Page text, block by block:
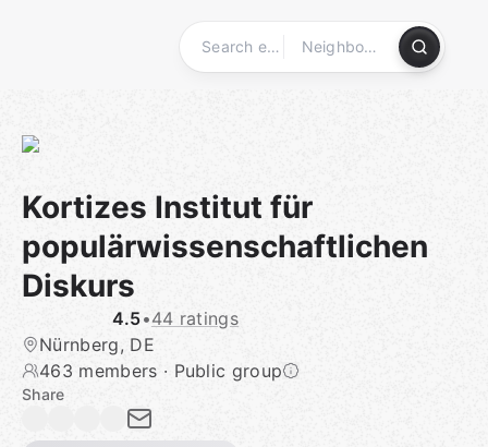
Kortizes Institut für
populärwissenschaftlichen
Diskurs
4.5•44 ratings
Nürnberg, DE
463 members · Public group
Share